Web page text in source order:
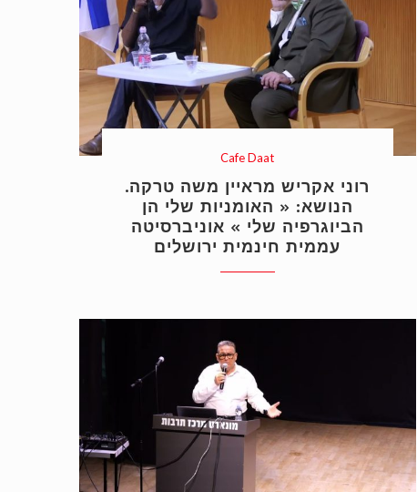
Cafe Daat
רוני אקריש מראיין משה טרקה.
הנושא: « האומניות שלי הן
הביוגרפיה שלי » אוניברסיטה
עממית חינמית ירושלים